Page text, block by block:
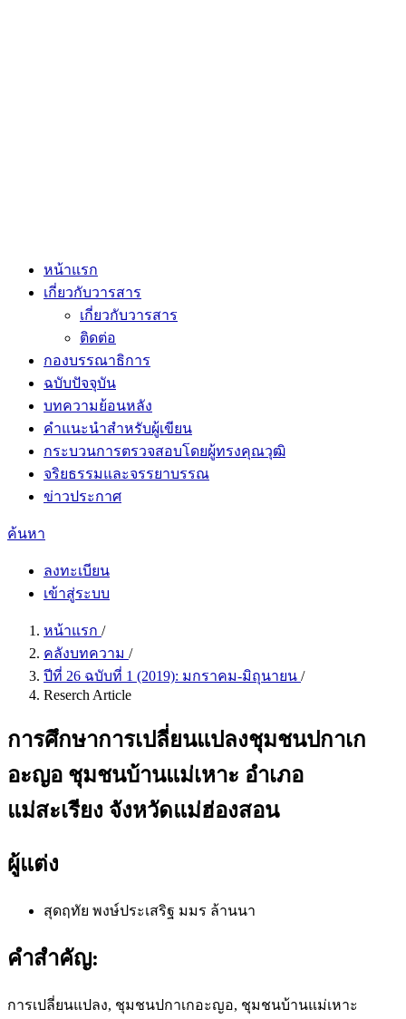
หน้าแรก
เกี่ยวกับวารสาร
เกี่ยวกับวารสาร
ติดต่อ
กองบรรณาธิการ
ฉบับปัจจุบัน
บทความย้อนหลัง
คำแนะนำสำหรับผู้เขียน
กระบวนการตรวจสอบโดยผู้ทรงคุณวุฒิ
จริยธรรมและจรรยาบรรณ
ข่าวประกาศ
ค้นหา
ลงทะเบียน
เข้าสู่ระบบ
หน้าแรก /
คลังบทความ /
ปีที่ 26 ฉบับที่ 1 (2019): มกราคม-มิถุนายน /
Reserch Article
การศึกษาการเปลี่ยนแปลงชุมชนปกาเก
อะญอ ชุมชนบ้านแม่เหาะ อำเภอ
แม่สะเรียง จังหวัดแม่ฮ่องสอน
ผู้แต่ง
สุดฤทัย พงษ์ประเสริฐ มมร ล้านนา
คำสำคัญ:
การเปลี่ยนแปลง, ชุมชนปกาเกอะญอ, ชุมชนบ้านแม่เหาะ